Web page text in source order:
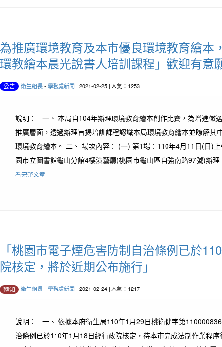
為推廣環境教育及本市優良環境教育繪本
環教繪本晨光說書人培訓課程」歡迎有意
公告 衛生組長- 學務處新聞 | 2021-02-25 | 人氣：1253
說明： 一、 本局自104年辦理環境教育繪本創作比賽，為增進徵
推廣層面，透過辦理旨揭培訓課程認識本局環境教育繪本並瞭解其
環境教育繪本。 二、 場次內容： (一) 第1場：110年4月11日(日)
園市立圖書館龜山分館4樓演藝廳(桃園市龜山區自強南路97號)辦
看完整文章
「桃園市電子煙危害防制自治條例已於
院核定，將於近期公布施行」
轉知 衛生組長- 學務處新聞 | 2021-02-24 | 人氣：1217
說明： 一、 依據本府衛生局110年1月29日桃衛健字第
治條例已於110年1月18日經行政院核定，待本市完成法制作業程